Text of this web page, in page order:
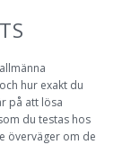
hur exakt du
på att lösa
du testas hos
överväger om de